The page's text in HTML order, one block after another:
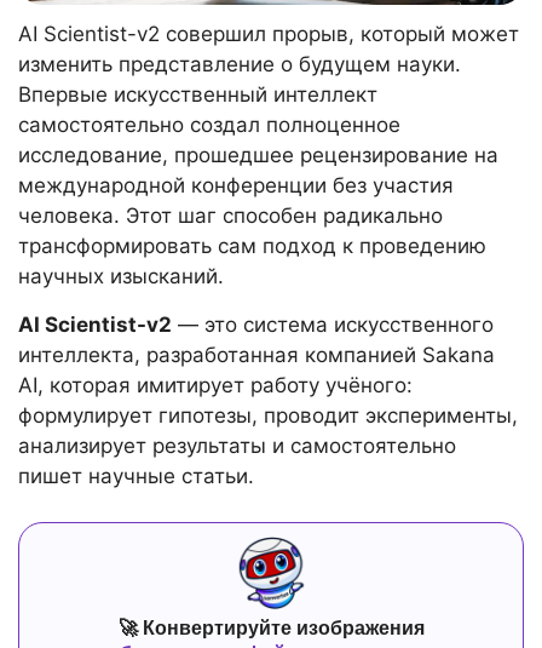
AI Scientist-v2 совершил прорыв, который может
изменить представление о будущем науки.
Впервые искусственный интеллект
самостоятельно создал полноценное
исследование, прошедшее рецензирование на
международной конференции без участия
человека. Этот шаг способен радикально
трансформировать сам подход к проведению
научных изысканий.
AI Scientist-v2 — это система искусственного
интеллекта, разработанная компанией Sakana
AI, которая имитирует работу учёного:
формулирует гипотезы, проводит эксперименты,
анализирует результаты и самостоятельно
пишет научные статьи.
🚀 Конвертируйте изображения